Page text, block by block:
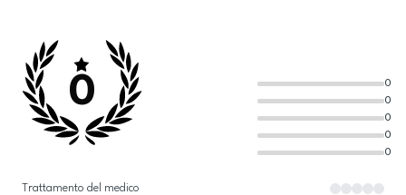
0
0
0
0
0
0
Trattamento del medico